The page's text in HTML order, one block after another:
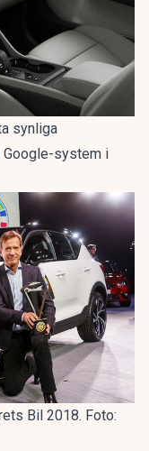
synliga
Google-system i
Bil 2018. Foto: